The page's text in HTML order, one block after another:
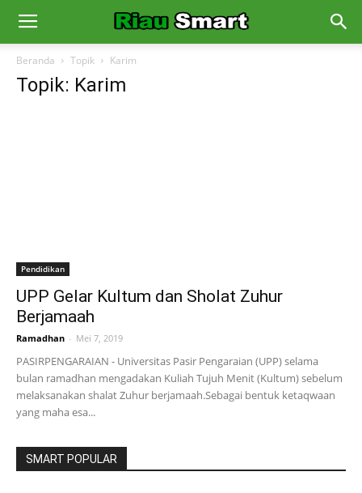
Beranda Topik Karim
Topik: Karim
Pendidikan
UPP Gelar Kultum dan Sholat Zuhur
Berjamaah
Ramadhan - Mei 7, 2019
PASIRPENGARAIAN - Universitas Pasir Pengaraian (UPP) selama
bulan ramadhan mengadakan Kuliah Tujuh Menit (Kultum) sebelum
melaksanakan shalat Zuhur berjamaah.Sebagai bentuk ketaqwaan
yang maha esa...
SMART POPULAR